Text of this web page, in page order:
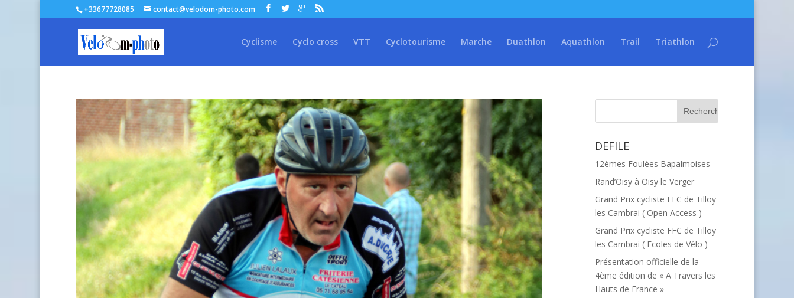
+33677728085 contact@velodom-photo.com
Cyclisme Cyclo cross VTT Cyclotourisme Marche Duathlon Aquathlon Trail Triathlon
DEFILE
12èmes Foulées Bapalmoises
Rand’Oisy à Oisy le Verger
Grand Prix cycliste FFC de Tilloy
les Cambrai ( Open Access )
Grand Prix cycliste FFC de Tilloy
les Cambrai ( Ecoles de Vélo )
Présentation officielle de la
4ème édition de « A Travers les
Hauts de France »